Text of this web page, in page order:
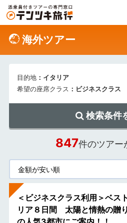
海外ツアー
目的地 ：イタリア
希望の座席クラス ：ビジネスクラス
検索条件
847件のツアー
＜ビジネスクラス利用＞ベス
リア８日間 太陽と情熱の贈